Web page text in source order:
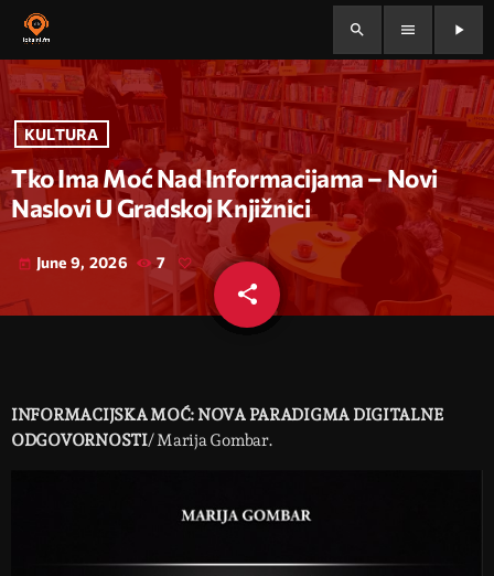
search menu play_arrow
KULTURA
Tko Ima Moć Nad Informacijama – Novi
Naslovi U Gradskoj Knjižnici
today June 9, 2026 7
share
email
INFORMACIJSKA MOĆ: NOVA PARADIGMA DIGITALNE
ODGOVORNOSTI/ Marija Gombar.